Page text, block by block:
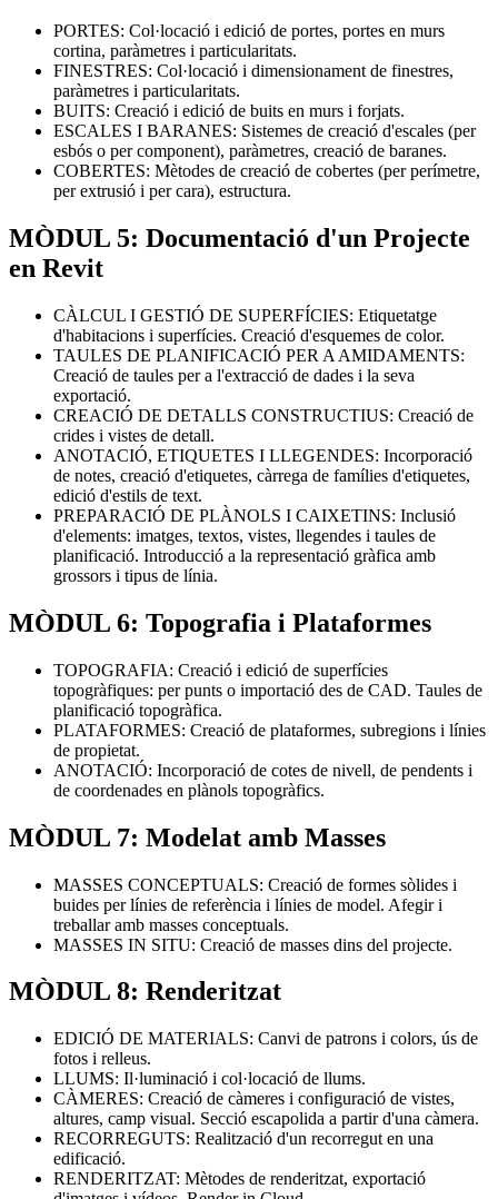
PORTES: Col·locació i edició de portes, portes en murs
cortina, paràmetres i particularitats.
FINESTRES: Col·locació i dimensionament de finestres,
paràmetres i particularitats.
BUITS: Creació i edició de buits en murs i forjats.
ESCALES I BARANES: Sistemes de creació d'escales (per
esbós o per component), paràmetres, creació de baranes.
COBERTES: Mètodes de creació de cobertes (per perímetre,
per extrusió i per cara), estructura.
MÒDUL 5: Documentació d'un Projecte
en Revit
CÀLCUL I GESTIÓ DE SUPERFÍCIES: Etiquetatge
d'habitacions i superfícies. Creació d'esquemes de color.
TAULES DE PLANIFICACIÓ PER A AMIDAMENTS:
Creació de taules per a l'extracció de dades i la seva
exportació.
CREACIÓ DE DETALLS CONSTRUCTIUS: Creació de
crides i vistes de detall.
ANOTACIÓ, ETIQUETES I LLEGENDES: Incorporació
de notes, creació d'etiquetes, càrrega de famílies d'etiquetes,
edició d'estils de text.
PREPARACIÓ DE PLÀNOLS I CAIXETINS: Inclusió
d'elements: imatges, textos, vistes, llegendes i taules de
planificació. Introducció a la representació gràfica amb
grossors i tipus de línia.
MÒDUL 6: Topografia i Plataformes
TOPOGRAFIA: Creació i edició de superfícies
topogràfiques: per punts o importació des de CAD. Taules de
planificació topogràfica.
PLATAFORMES: Creació de plataformes, subregions i línies
de propietat.
ANOTACIÓ: Incorporació de cotes de nivell, de pendents i
de coordenades en plànols topogràfics.
MÒDUL 7: Modelat amb Masses
MASSES CONCEPTUALS: Creació de formes sòlides i
buides per línies de referència i línies de model. Afegir i
treballar amb masses conceptuals.
MASSES IN SITU: Creació de masses dins del projecte.
MÒDUL 8: Renderitzat
EDICIÓ DE MATERIALS: Canvi de patrons i colors, ús de
fotos i relleus.
LLUMS: Il·luminació i col·locació de llums.
CÀMERES: Creació de càmeres i configuració de vistes,
altures, camp visual. Secció escapolida a partir d'una càmera.
RECORREGUTS: Realització d'un recorregut en una
edificació.
RENDERITZAT: Mètodes de renderitzat, exportació